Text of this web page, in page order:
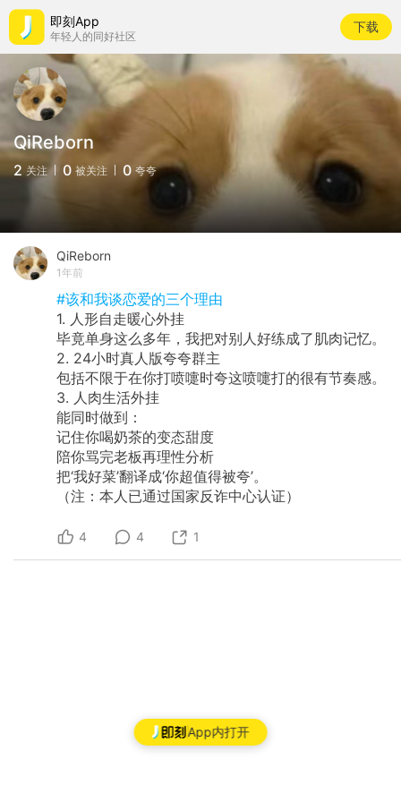
即刻App
年轻人的同好社区
下载
App内打开
QiReborn
2 关注 0 被关注 0 夸夸
QiReborn
1年前
#该和我谈恋爱的三个理由
1. 人形自走暖心外挂
毕竟单身这么多年，我把对别人好练成了肌肉记忆。
2. 24小时真人版夸夸群主
包括不限于在你打喷嚏时夸这喷嚏打的很有节奏感。
3. 人肉生活外挂
能同时做到：
记住你喝奶茶的变态甜度
陪你骂完老板再理性分析
把‘我好菜’翻译成‘你超值得被夸’。
（注：本人已通过国家反诈中心认证）
4 4 1